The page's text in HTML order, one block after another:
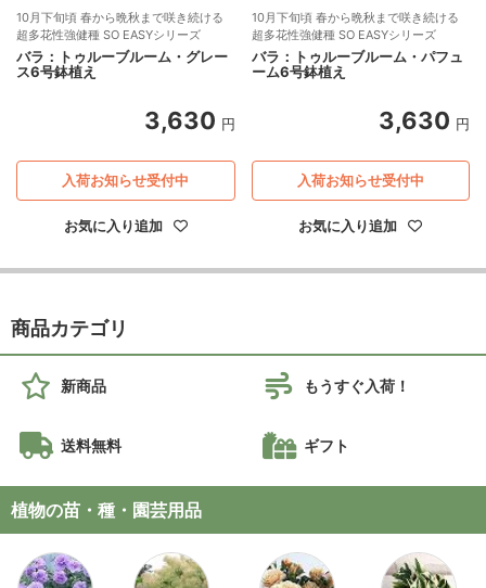
10月下旬頃 春から晩秋まで咲き続ける
超多花性強健種 SO EASYシリーズ
バラ：トゥルーブルーム・グレー
ス6号鉢植え
3,630 円
お気に入り追加
入荷お知らせ受付中
10月下旬頃 春から晩秋まで咲き続ける
超多花性強健種 SO EASYシリーズ
バラ：トゥルーブルーム・パフュ
ーム6号鉢植え
3,630 円
お気に入り追加
入荷お知らせ受付中
商品カテゴリ
新商品 もうすぐ入荷！
送料無料 ギフト
植物の苗・種・園芸用品